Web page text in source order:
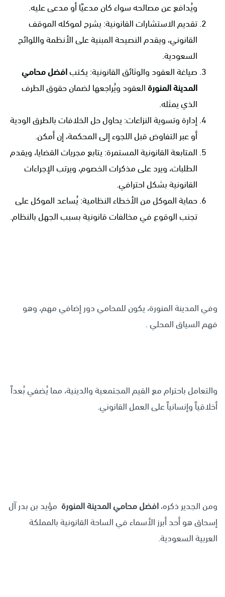
ويُدافع عن مصالحه سواء كان مدعيًا أو مدعى عليه.
تقديم الاستشارات القانونية: يشرح لموكله الموقف
القانوني، ويقدم النصيحة المبنية على الأنظمة واللوائح
السعودية.
صياغة العقود والوثائق القانونية: يكتبافضل محامي
المدينة المنورةالعقود ويُراجعها لضمان حقوق الطرف
الذي يمثله.
إدارة وتسوية النزاعات: يحاول حل الخلافات بالطرق الودية
أو عبر التفاوض قبل اللجوء إلى المحكمة، إن أمكن.
المتابعة القانونية المستمرة: يتابع مجريات القضايا، ويقدم
الطلبات، ويرد على مذكرات الخصوم، ويرتب الإجراءات
القانونية بشكل احترافي.
حماية الموكل من الأخطاء النظامية: يُساعد الموكل على
تجنب الوقوع في مخالفات قانونية بسبب الجهل بالنظام.
وفي المدينة المنورة، يكون للمحامي دور إضافي مهم، وهو
فهم السياق المحلي .
والتعامل باحترام مع القيم المجتمعية والدينية، مما يُضفي بُعداً
أخلاقياً وإنسانياً على العمل القانوني.
ومن الجدير ذكره،افضل محامي المدينة المنورة مؤيد بن بدر آل
إسحاق هو أحد أبرز الأسماء في الساحة القانونية بالمملكة
العربية السعودية.